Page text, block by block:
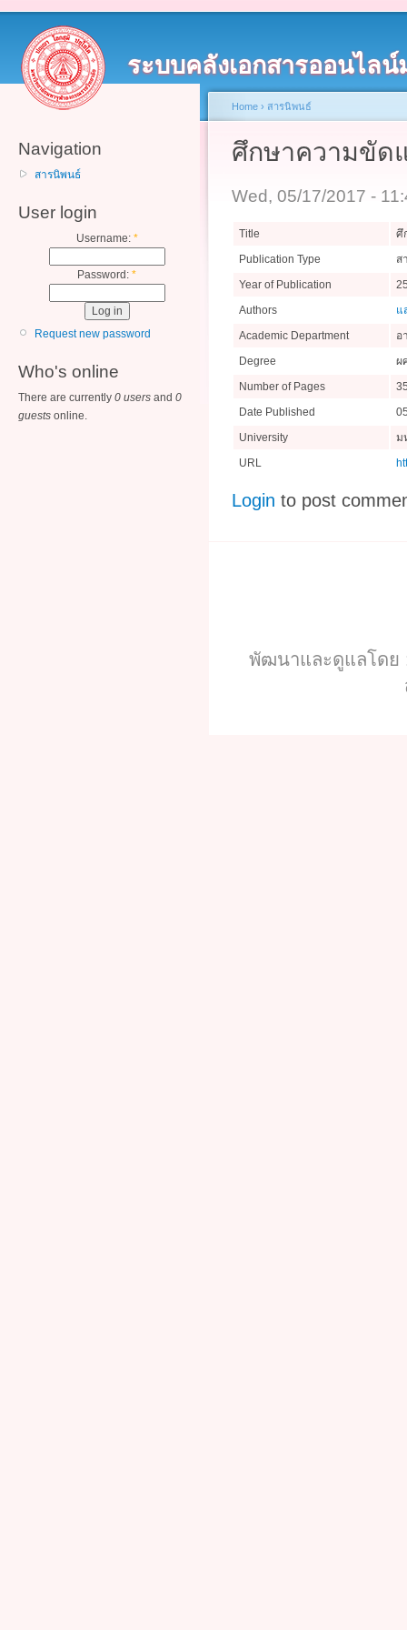
ระบบคลังเอกสารออนไล
Navigation
สารนิพนธ์
User login
Username: *
Password: *
Request new password
Who's online
There are currently 0 users and 0
guests online.
Home › สารนิพนธ์
ศึกษาความขัด
Wed, 05/17/2017 -
Title
ศึ
Publication Type
ส
Year of Publication
Authors
แ
Academic Department
อ
Degree
ผ
Number of Pages
Date Published
University
ม
URL
Login to post
พัฒนาและดูแลโดย